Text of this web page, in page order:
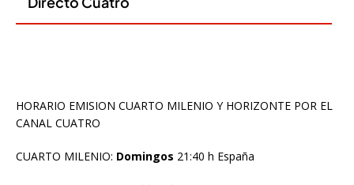
HORARIO EMISION CUARTO MILENIO Y HORIZONTE POR EL
CANAL CUATRO
CUARTO MILENIO: Domingos 21:40 h España